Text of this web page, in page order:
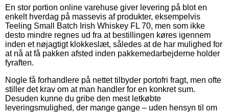
En stor portion online varehuse giver levering på blot en
enkelt hverdag på massevis af produkter, eksempelvis
Teeling Small Batch Irish Whiskey FL 70, men som ikke
desto mindre regnes ud fra at bestillingen køres igennem
inden et nøjagtigt klokkeslæt, således at de har mulighed for
at nå at få pakken afsted inden pakkemedarbejderne holder
fyraften.
Nogle få forhandlere på nettet tilbyder portofri fragt, men ofte
stiller det krav om at man handler for en konkret sum.
Desuden kunne du gribe den mest letkøbte
leveringsmulighed, der mange gange – uden hensyn til om